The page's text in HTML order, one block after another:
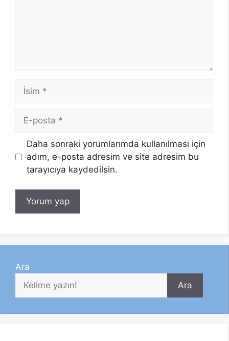
İsim
posta
Daha sonraki yorumlarımda kullanılması için
adım, e-posta adresim ve site adresim bu
tarayıcıya kaydedilsin.
Ara
Ara